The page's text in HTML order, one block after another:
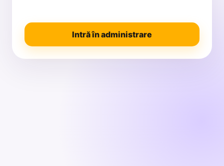
Intră în administrare